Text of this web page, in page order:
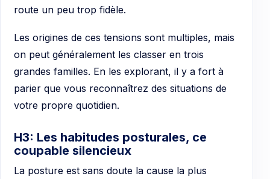
route un peu trop fidèle.
Les origines de ces tensions sont multiples, mais
on peut généralement les classer en trois
grandes familles. En les explorant, il y a fort à
parier que vous reconnaîtrez des situations de
votre propre quotidien.
H3: Les habitudes posturales, ce
coupable silencieux
La posture est sans doute la cause la plus